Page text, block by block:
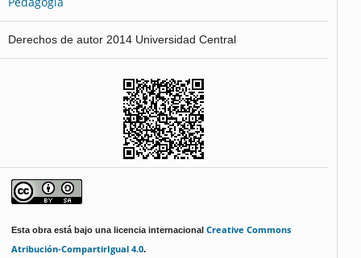
Derechos de autor 2014 Universidad Central
Esta obra está bajo una licencia internacional Creative Commons
Atribución-CompartirIgual 4.0.